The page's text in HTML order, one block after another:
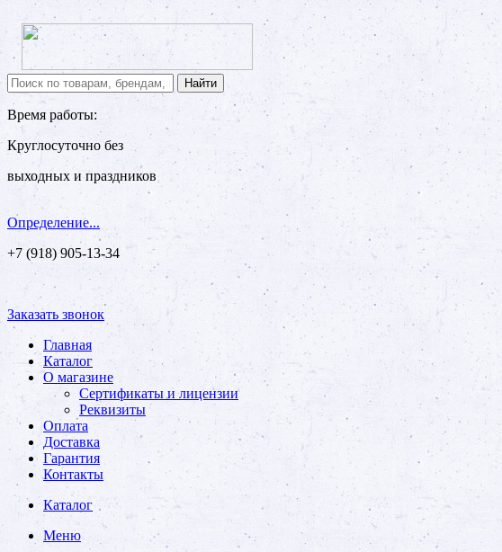
Время работы:
Круглосуточно без
выходных и праздников
Определение...
+7 (918) 905-13-34
Заказать звонок
Главная
Каталог
О магазине
Сертификаты и лицензии
Реквизиты
Оплата
Доставка
Гарантия
Контакты
Каталог
Меню